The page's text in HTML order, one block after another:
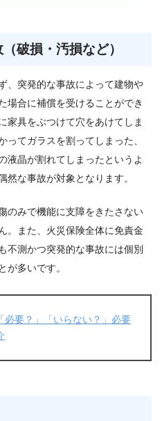
破損・汚損など）
、突発的な事故によって建物や
場合に補償を受けることができ
家具をぶつけて穴をあけてしま
ってガラスを割ってしまった、
液晶が割れてしまったというよ
然な事故が対象となります。
のみで機能に支障をきたさない
。また、火災保険全体に免責金
不測かつ突発的な事故には個別
が多いです。
必要？」「いらない？」必要